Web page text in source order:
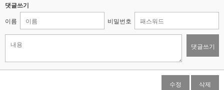
댓글쓰기
이름 비밀번호
댓글쓰기
수정 삭제